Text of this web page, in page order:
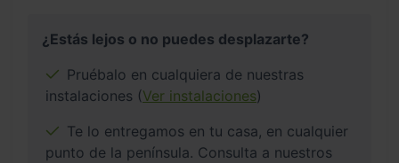
¿Estás lejos o no puedes desplazarte?
Pruébalo en cualquiera de nuestras
instalaciones (Ver instalaciones)
Te lo entregamos en tu casa, en cualquier
punto de la península. Consulta a nuestros